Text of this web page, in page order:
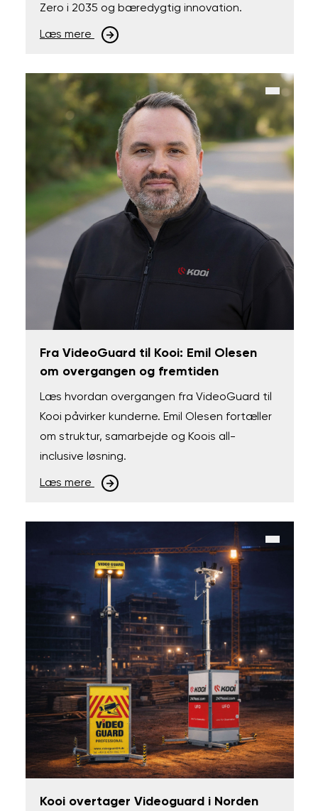
Zero i 2035 og bæredygtig innovation.
Læs mere
Fra VideoGuard til Kooi: Emil Olesen
om overgangen og fremtiden
Læs hvordan overgangen fra VideoGuard til
Kooi påvirker kunderne. Emil Olesen fortæller
om struktur, samarbejde og Koois all-
inclusive løsning.
Læs mere
Kooi overtager Videoguard i Norden